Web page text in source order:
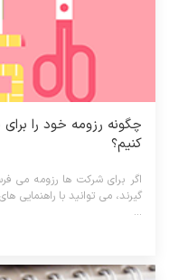
چگونه رزومه خود را
کنیم؟
اگر برای شرکت ها رزومه می
گیرند، می توانید با راهنمایی
...